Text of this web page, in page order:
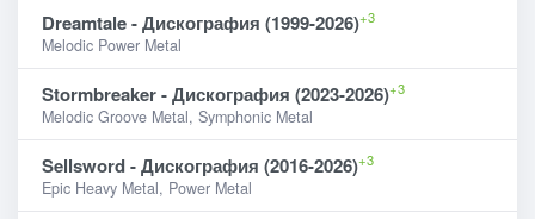
Dreamtale - Дискография (1999-2026)+3
Melodic Power Metal
Stormbreaker - Дискография (2023-2026)+3
Melodic Groove Metal, Symphonic Metal
Sellsword - Дискография (2016-2026)+3
Epic Heavy Metal, Power Metal